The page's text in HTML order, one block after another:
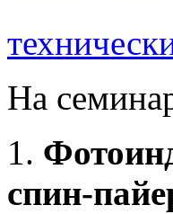
На
1.
спин-